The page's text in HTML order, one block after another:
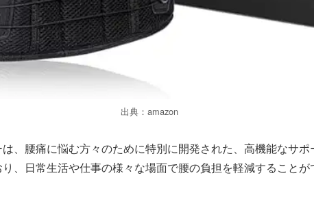
出典：amazon
、腰痛に悩む方々のために特別に開発された、高機能なサ
、日常生活や仕事の様々な場面で腰の負担を軽減することが